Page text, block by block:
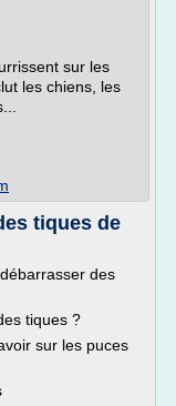
sur les
les chiens, les
tiques de
des
tiques ?
sur les puces